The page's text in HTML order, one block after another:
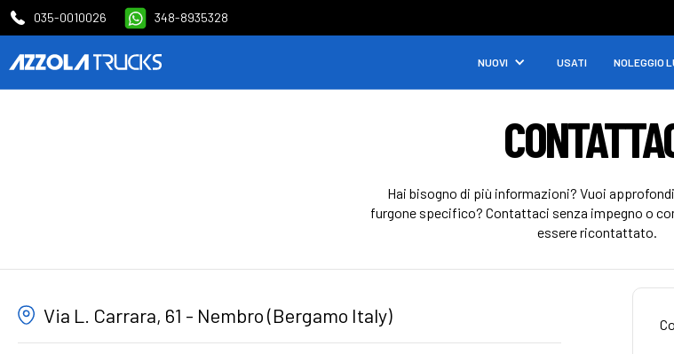
035-0010026 348-8935328
NUOVI USATI NOLEGGIO
Hai bisogno di più informazioni? Vuoi
furgone specifico? Contattaci senza impegno o
essere ricontattato.
Via L. Carrara, 61 - Nembro (Bergamo Italy)